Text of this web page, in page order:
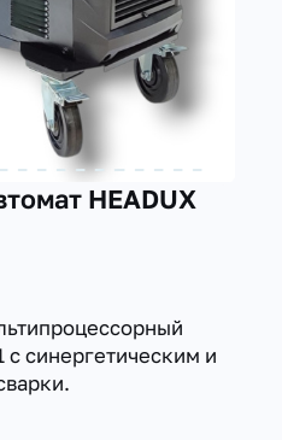
HEADUX
с синергетическим и